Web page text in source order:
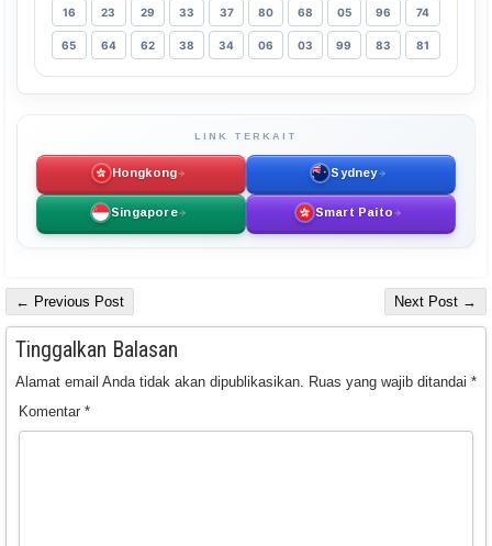
16 23 29 33 37 80 68 05 96 74
65 64 62 38 34 06 03 99 83 81
LINK TERKAIT
Hongkong Sydney
Singapore Smart Paito
← Previous Post Next Post →
Tinggalkan Balasan
Alamat email Anda tidak akan dipublikasikan. Ruas yang wajib ditandai *
Komentar *